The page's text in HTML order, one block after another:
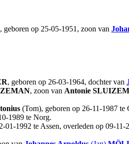
, geboren op 25-05-1951, zoon van
, geboren op 26-03-1964, dochter van
, zoon van Antonie
(Tom), geboren op 26-11-1987 te
1989 te Norg.
01-1992 te Assen, overleden op 09-